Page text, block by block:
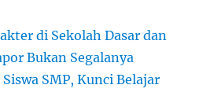
di Sekolah Dasar dan
Bukan Segalanya
SMP, Kunci Belajar